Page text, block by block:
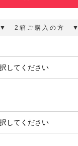
▼ 2箱ご購入の方 ▼